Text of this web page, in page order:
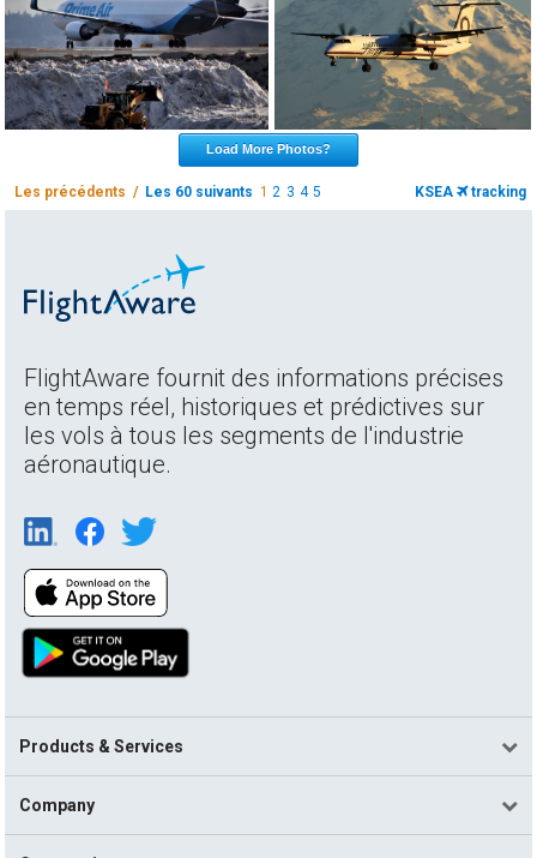
Load More Photos?
Les précédents / Les 60 suivants 12 3 4 5 KSEA tracking
FlightAware fournit des informations précises
en temps réel, historiques et prédictives sur
les vols à tous les segments de l'industrie
aéronautique.
Products & Services
Company